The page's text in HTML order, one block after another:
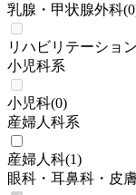
乳腺・甲状腺外科(0
リハビリテーショ
小児科系
小児科(0)
産婦人科系
産婦人科(1)
眼科・耳鼻科・皮